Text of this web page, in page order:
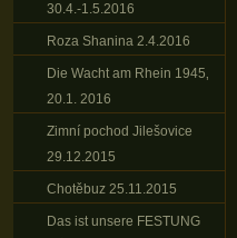
30.4.-1.5.2016
Roza Shanina 2.4.2016
Die Wacht am Rhein 1945‚
20.1. 2016
Zimní pochod Jilešovice
29.12.2015
Chotěbuz 25.11.2015
Das ist unsere FESTUNG